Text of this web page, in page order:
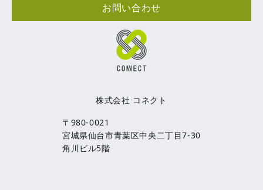
株式会社 コネクト
〒980-0021
宮城県仙台市青葉区中央二丁目7-30
角川ビル5階
お問い合わせ